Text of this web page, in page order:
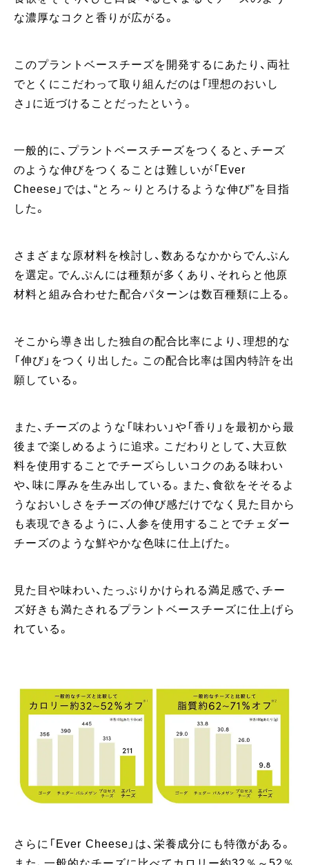
な濃厚なコクと香りが広がる。
このプラントベースチーズを開発するにあたり、両社
でとくにこだわって取り組んだのは「理想のおいし
さ」に近づけることだったという。
一般的に、プラントベースチーズをつくると、チーズ
のような伸びをつくることは難しいが「Ever
Cheese」では、“とろ～りとろけるような伸び”を目指
した。
さまざまな原材料を検討し、数あるなかからでんぷん
を選定。でんぷんには種類が多くあり、それらと他原
材料と組み合わせた配合パターンは数百種類に上る。
そこから導き出した独自の配合比率により、理想的な
「伸び」をつくり出した。この配合比率は国内特許を出
願している。
また、チーズのような「味わい」や「香り」を最初から最
後まで楽しめるように追求。こだわりとして、大豆飲
料を使用することでチーズらしいコクのある味わい
や、味に厚みを生み出している。また、食欲をそそるよ
うなおいしさをチーズの伸び感だけでなく見た目から
も表現できるように、人参を使用することでチェダー
チーズのような鮮やかな色味に仕上げた。
見た目や味わい、たっぷりかけられる満足感で、チー
ズ好きも満たされるプラントベースチーズに仕上げら
れている。
さらに「Ever Cheese」は、栄養成分にも特徴がある。